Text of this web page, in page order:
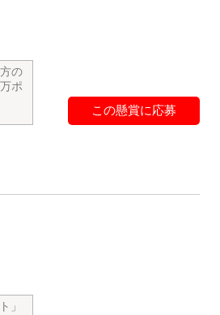
の
ポ
この懸賞に応募
」